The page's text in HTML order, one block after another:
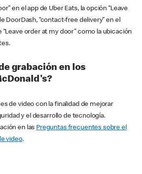
en el app de Uber Eats, la opción “Leave
DoorDash, “contact-free delivery” en el
“Leave order at my door” como la ubicación
grabación en los
de video con la finalidad de mejorar
y el desarrollo de tecnología.
en las Preguntas frecuentes sobre el
video.